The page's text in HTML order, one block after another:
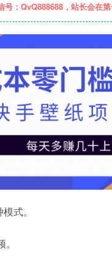
：QvQ888688，站长会在
式。